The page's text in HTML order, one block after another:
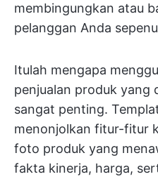
membingungkan atau
pelanggan Anda
Itulah mengapa
penjualan produk yang
sangat penting.
menonjolkan fitur-fitur
foto produk yang
fakta kinerja, harga,